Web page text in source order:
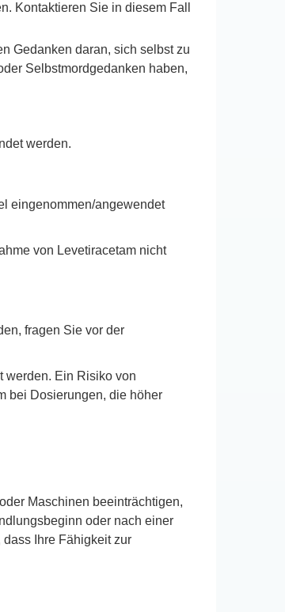
Kontaktieren Sie in diesem Fall
Gedanken daran, sich selbst zu
Selbstmordgedanken haben,
werden.
eingenommen/angewendet
von Levetiracetam nicht
fragen Sie vor der
werden. Ein Risiko von
bei Dosierungen, die höher
Maschinen beeinträchtigen,
oder nach einer
Ihre Fähigkeit zur